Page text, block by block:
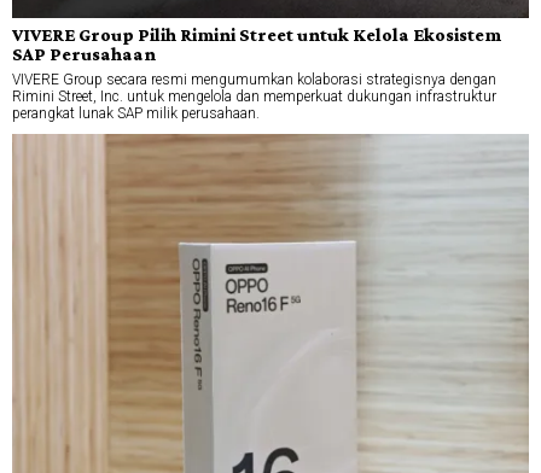
VIVERE Group Pilih Rimini Street untuk Kelola Ekosistem
SAP Perusahaan
VIVERE Group secara resmi mengumumkan kolaborasi strategisnya dengan
Rimini Street, Inc. untuk mengelola dan memperkuat dukungan infrastruktur
perangkat lunak SAP milik perusahaan.